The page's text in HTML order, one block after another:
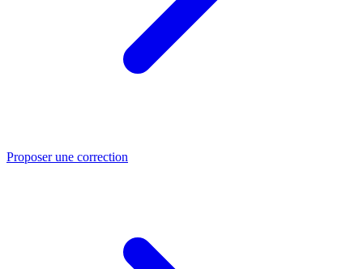
Proposer une correction